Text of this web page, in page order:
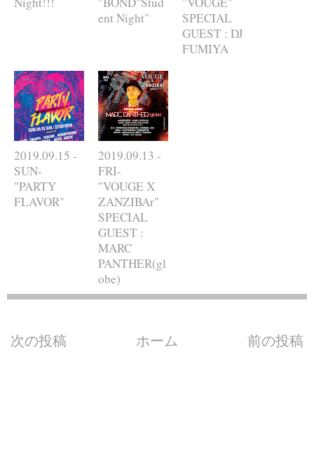
ent Night"
SPECIAL
GUEST : DJ
FUMIYA
2019.09.15 -
SUN-
"PARTY
FLAVOR"
2019.09.13 -
FRI-
"VOUGE X
ZANZIBAr"
SPECIAL
GUEST :
MARC
PANTHER(gl
obe)
次の投稿 前の投稿
ホーム